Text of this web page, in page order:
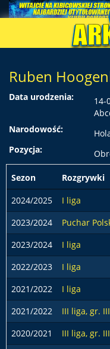
Ruben
Data urodzenia:
14-
Narodowość:
Pozycja:
Sezon Rozgrywki
2024/2025
I liga
2023/2024 Puchar
2023/2024
I liga
2022/2023
I liga
2021/2022
I liga
2021/2022
III liga, gr. III
2020/2021
III liga, gr. III